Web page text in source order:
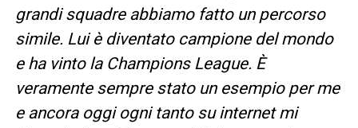
grandi squadre abbiamo fatto un percorso
simile. Lui è diventato campione del mondo
e ha vinto la Champions League. È
veramente sempre stato un esempio per me
e ancora oggi ogni tanto su internet mi